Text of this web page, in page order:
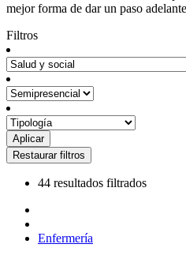
mejor forma de dar un paso
Filtros
44 resultados filtrados
Enfermería